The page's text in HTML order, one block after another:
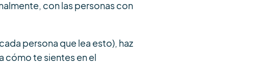
con las personas con
persona que lea esto), haz
cómo te sientes en el